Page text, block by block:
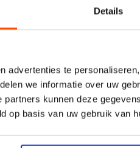
Details
advertenties te
we informatie over uw
kunnen deze
op basis van uw gebruik van